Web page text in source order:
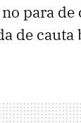
para de
de cauta